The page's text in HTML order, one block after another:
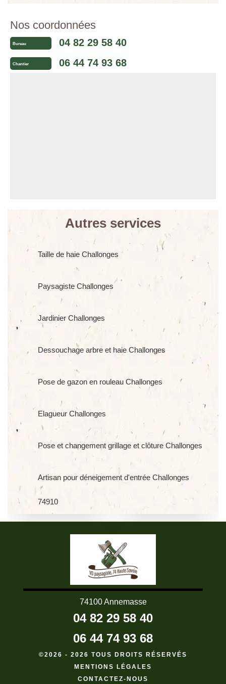
Nos coordonnées
Bureau 04 82 29 58 40
Chantier 06 44 74 93 68
Autres services
Taille de haie Challonges
Paysagiste Challonges
Jardinier Challonges
Dessouchage arbre et haie Challonges
Pose de gazon en rouleau Challonges
Elagueur Challonges
Pose et changement grillage et clôture Challonges
Artisan pour déneigement d'entrée Challonges
74910
74100 Annemasse
04 82 29 58 40
06 44 74 93 68
©2026 - 2026 TOUS DROITS RÉSERVÉS
MENTIONS LÉGALES
CONTACTEZ-NOUS